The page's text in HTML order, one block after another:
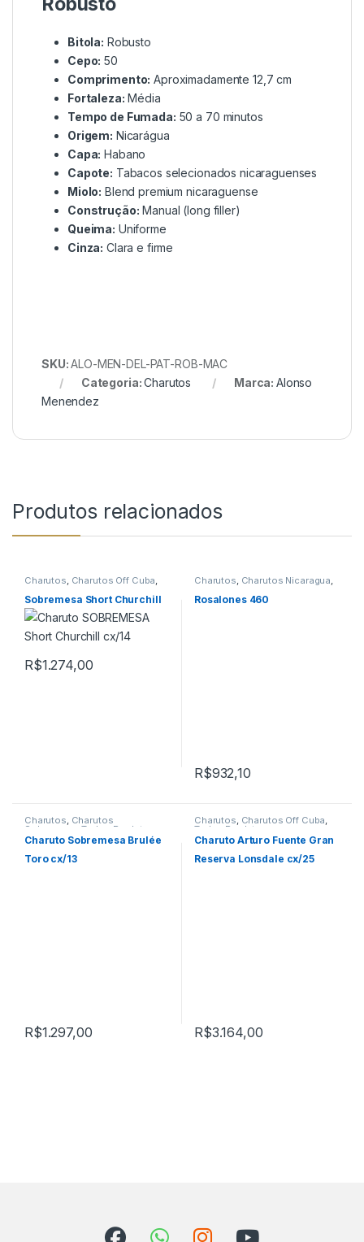
Bitola: Robusto
Cepo: 50
Comprimento: Aproximadamente 12,7 cm
Fortaleza: Média
Tempo de Fumada: 50 a 70 minutos
Origem: Nicarágua
Capa: Habano
Capote: Tabacos selecionados nicaraguenses
Miolo: Blend premium nicaraguense
Construção: Manual (long filler)
Queima: Uniforme
Cinza: Clara e firme
SKU:ALO-MEN-DEL-PAT-ROB-MAC
Categoria:Charutos Marca: Alonso
Menendez
Produtos relacionados
Charutos Charutos Off Cuba
Charutos Sobremesa
Sobremesa Short Churchill
R$1.274,00
Charutos Charutos Nicaragua
Charutos Off Cuba
Rosalones 460
R$932,10
Charutos, Charutos
Sobremesa ,Todos Produtos
Charuto Sobremesa Brulée
Toro cx/13
R$1.297,00
Charutos, Charutos Off Cuba,
Todos Produtos
Charuto Arturo Fuente Gran
Reserva Lonsdale cx/25
R$3.164,00